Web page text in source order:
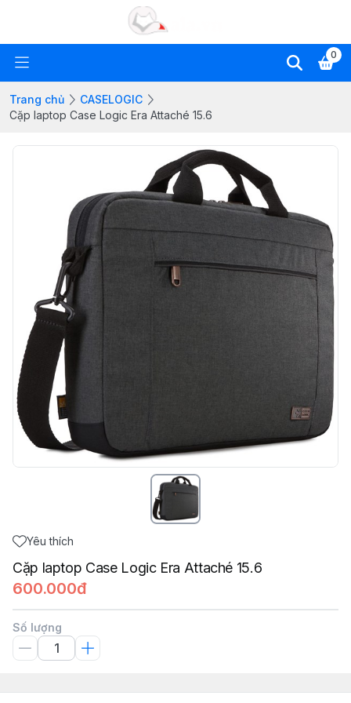
0
Trang chủ
CASELOGIC
Cặp laptop Case Logic Era Attaché 15.6
Yêu thích
Cặp laptop Case Logic Era Attaché 15.6
600.000đ
Số lượng